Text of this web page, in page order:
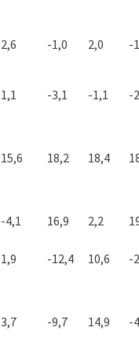
2,6 -1,0 2,0 -
1,1 -3,1 -1,1 -
15,6 18,2 18,4
-4,1 16,9 2,2
1,9 -12,4 10,6 -
3,7 -9,7 14,9 -